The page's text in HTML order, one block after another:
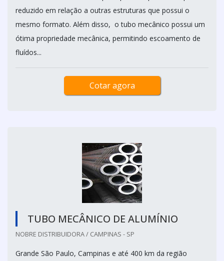
reduzido em relação a outras estruturas que possui o
mesmo formato. Além disso, o tubo mecânico possui um
ótima propriedade mecânica, permitindo escoamento de
fluídos...
Cotar agora
TUBO MECÂNICO DE ALUMÍNIO
NOBRE DISTRIBUIDORA / CAMPINAS - SP
Grande São Paulo, Campinas e até 400 km da região